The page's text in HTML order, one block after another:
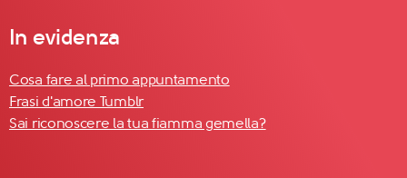
In evidenza
Cosa fare al primo appuntamento
Frasi d'amore Tumblr
Sai riconoscere la tua fiamma gemella?